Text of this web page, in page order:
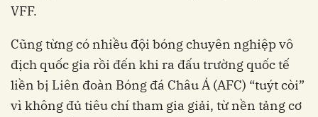
VFF.
Cũng từng có nhiều đội bóng chuyên nghiệp vô
địch quốc gia rồi đến khi ra đấu trường quốc tế
liền bị Liên đoàn Bóng đá Châu Á (AFC) “tuýt còi”
vì không đủ tiêu chí tham gia giải, từ nền tảng cơ